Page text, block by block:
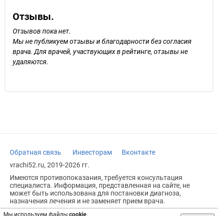
Мы используем файлы cookie.
Отзывы.
Отзывов пока нет.
Мы не публикуем отзывы и благодарности без согласия
врача. Для врачей, участвующих в рейтинге, отзывы не
удаляются.
Обратная связь Инвесторам
Вконтакте
vrachi52.ru, 2019-2026 гг.
Имеются противопоказания, требуется консультация
специалиста. Информация, представленная на сайте, не
может быть использована для постановки диагноза,
назначения лечения и не заменяет прием врача.
Возрастное ограничение: 18+